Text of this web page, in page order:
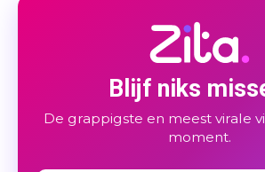
Blijf niks
De grappigste en meest virale
moment.